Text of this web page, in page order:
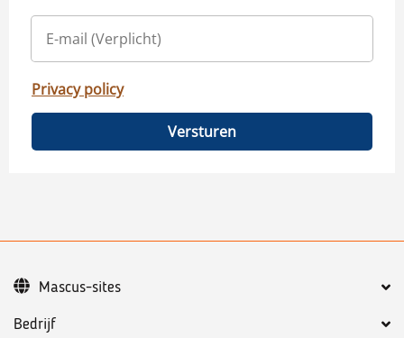
Privacy policy
Versturen
Bedrijf
Mascus-sites